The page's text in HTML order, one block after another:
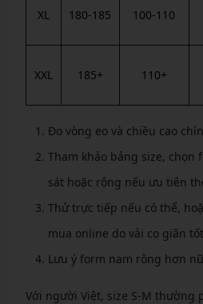
XL 180-185 100-110
XXL 185+ 110+
Đo vòng eo và chiều cao
Tham khảo bảng size, chọn
sát hoặc rộng nếu ưu tiên
Thử trực tiếp nếu có thể,
mua online do vải co giãn
Lưu ý form nam rộng hơn
Với người Việt, size S-M thường